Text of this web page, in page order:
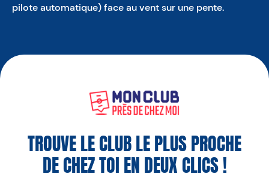
pilote automatique) face au vent sur une pente.
TROUVE LE CLUB LE PLUS PROCHE
DE CHEZ TOI EN DEUX CLICS !